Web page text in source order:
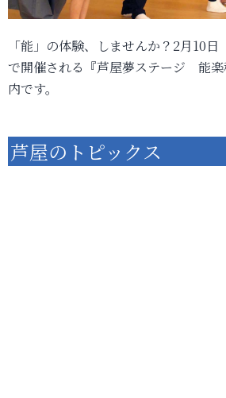
「能」の体験、しませんか？2月10
で開催される『芦屋夢ステージ 能
内です。
芦屋のトピックス